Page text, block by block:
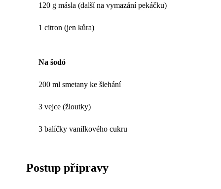
120 g másla (další na vymazání pekáčku)
1 citron (jen kůra)
Na šodó
200 ml smetany ke šlehání
3 vejce (žloutky)
3 balíčky vanilkového cukru
Postup přípravy